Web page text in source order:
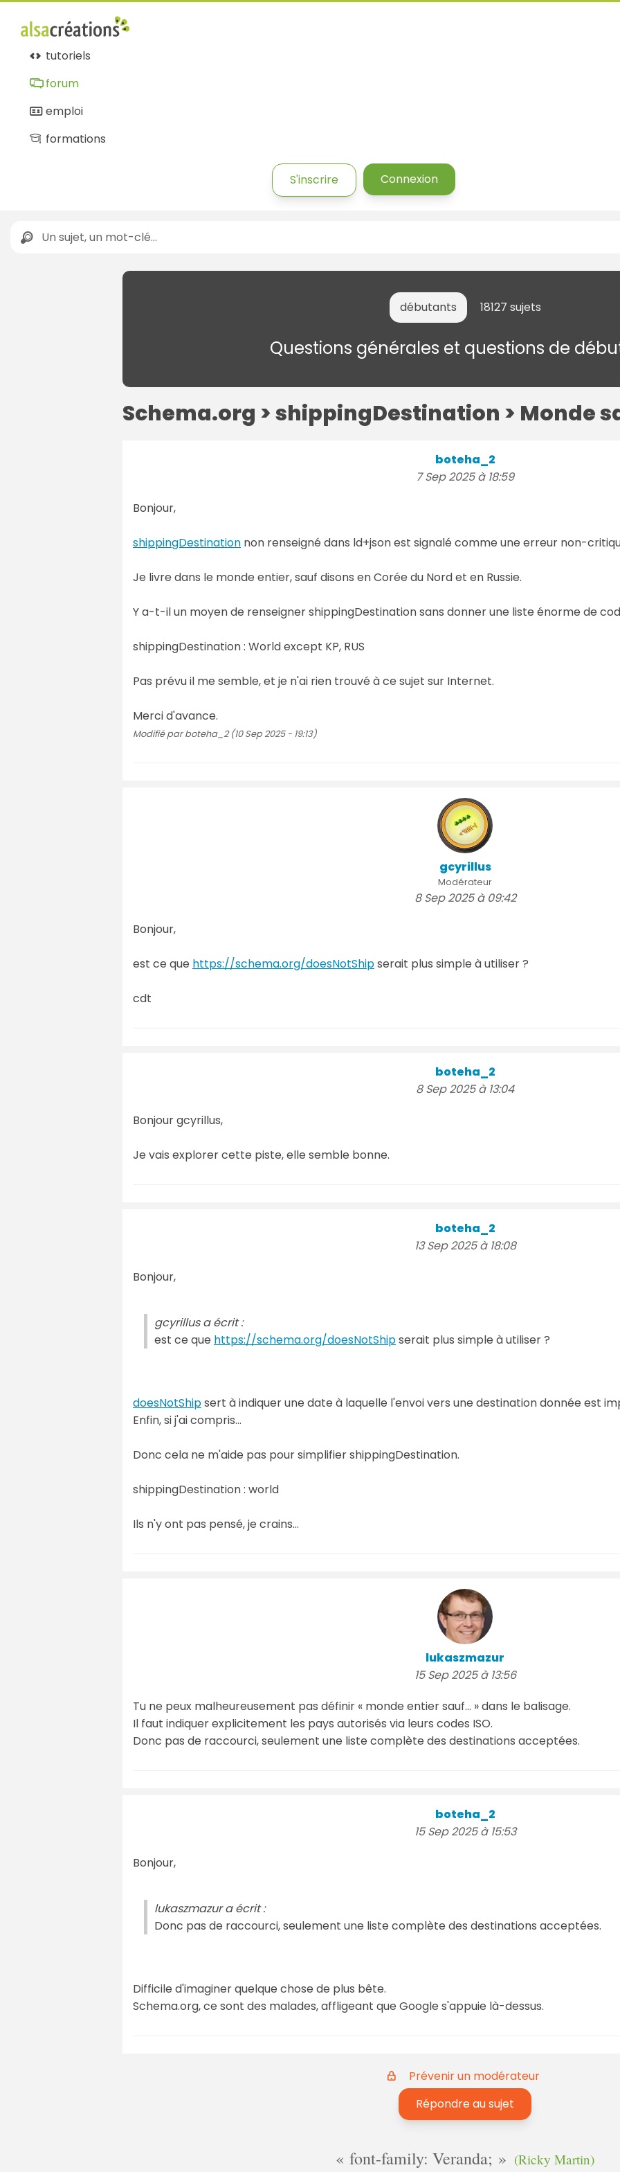
tutoriels
forum
emploi
formations
S'inscrire Connexion
débutants 18127 sujets
Questions générales et questions de
Schema.org > shippingDestination > Monde
boteha_2
7 Sep 2025 à 18:59
Bonjour,
shippingDestination non renseigné dans ld+json est signalé comme une erreur non-
Je livre dans le monde entier, sauf disons en Corée du Nord et en Russie.
Y a-t-il un moyen de renseigner shippingDestination sans donner une liste énorme de
shippingDestination : World except KP, RUS
Pas prévu il me semble, et je n'ai rien trouvé à ce sujet sur Internet.
Merci d'avance.
Modifié par boteha_2 (10 Sep 2025 - 19:13)
gcyrillus
Modérateur
8 Sep 2025 à 09:42
Bonjour,
est ce que https://schema.org/doesNotShipserait plus simple à utiliser ?
cdt
boteha_2
8 Sep 2025 à 13:04
Bonjour gcyrillus,
Je vais explorer cette piste, elle semble bonne.
boteha_2
13 Sep 2025 à 18:08
Bonjour,
gcyrillus a écrit :
est ce que https://schema.org/doesNotShipserait plus simple à utiliser ?
doesNotShipsert à indiquer une date à laquelle l'envoi vers une destination donnée est
Enfin, si j'ai compris...
Donc cela ne m'aide pas pour simplifier shippingDestination.
shippingDestination : world
Ils n'y ont pas pensé, je crains...
lukaszmazur
15 Sep 2025 à 13:56
Tu ne peux malheureusement pas définir « monde entier sauf… » dans le balisage.
Il faut indiquer explicitement les pays autorisés via leurs codes ISO.
Donc pas de raccourci, seulement une liste complète des destinations acceptées.
boteha_2
15 Sep 2025 à 15:53
Bonjour,
lukaszmazur a écrit :
Donc pas de raccourci, seulement une liste complète des destinations acceptées.
Difficile d'imaginer quelque chose de plus bête.
Schema.org, ce sont des malades, affligeant que Google s'appuie là-dessus.
Prévenir un modérateur
Répondre au sujet
font-family: Veranda; (Ricky Martin)